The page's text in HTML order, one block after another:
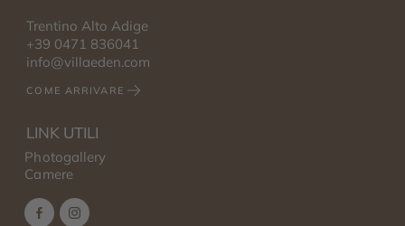
Trentino Alto Adige
+39 0471 836041
info@villaeden.com
COME ARRIVARE
LINK UTILI
Photogallery
Camere